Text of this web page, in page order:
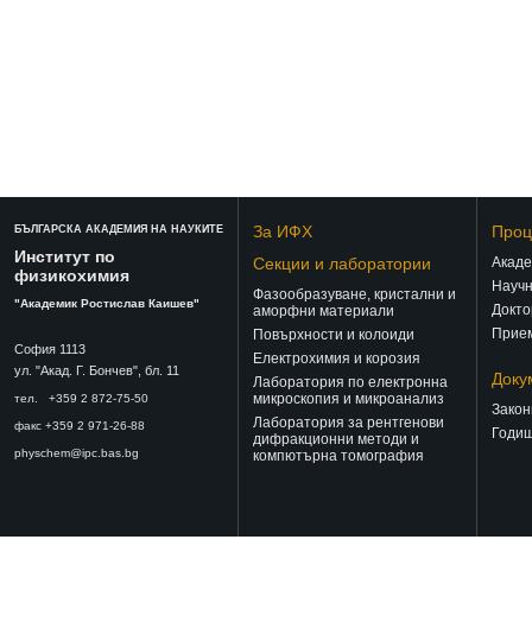
БЪЛГАРСКА АКАДЕМИЯ НА НАУКИТЕ
Институт по
физикохимия
"Академик Ростислав Каишев"
София 1113
ул. "Акад. Г. Бончев", бл. 11
тел. +359 2 872-75-50
факс +359 2 971-26-88
physchem@ipc.bas.bg
За ИФХ
Секции и лаборатории
Фазообразуване, кристални и
аморфни материали
Повърхности и колоиди
Електрохимия и корозия
Лаборатория по електронна
микроскопия и микроанализ
Лаборатория за рентгенови
дифракционни методи и
компютърна томография